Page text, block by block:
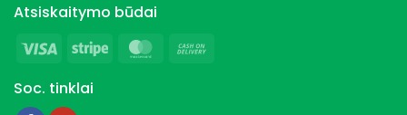
Atsiskaitymo būdai
Visa
Stripe MasterCard
Soc. tinklai